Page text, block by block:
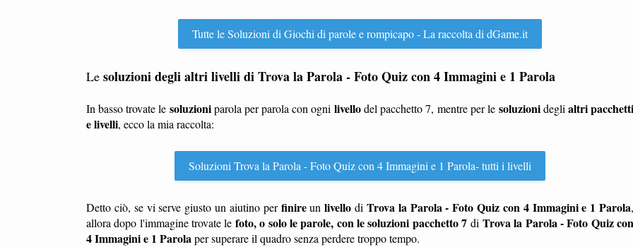
Tutte le Soluzioni di Giochi di parole e rompicapo - La raccolta di dGame.it
Le soluzioni degli altri livelli di Trova la Parola - Foto Quiz con 4 Immagini e 1 Parola
In basso trovate le soluzioniparola per parola con ogni livellodel pacchetto 7, mentre per le soluzionidegli altri
e livelli, ecco la mia raccolta:
Soluzioni Trova la Parola - Foto Quiz con 4 Immagini e 1 Parola- tutti i livelli
Detto ciò, se vi serve giusto un aiutino perfinireunlivello di Trova la Parola - Foto Quiz con 4 Immagini e 1 Parola
allora dopo l'immagine trovate le foto, o solo le parole, con le soluzioni pacchetto 7 di Trova la Parola - Foto Quiz
4 Immagini e 1 Parolaper superare il quadro senza perdere troppo tempo.